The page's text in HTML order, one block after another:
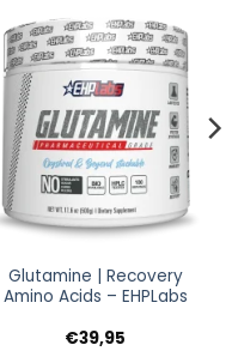
Glutamine | Recovery
Amino Acids – EHPLabs
€39,95